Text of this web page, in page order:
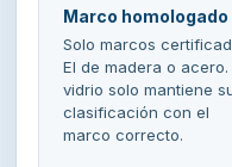
Marco homologado
Solo marcos
EI de madera o acero.
vidrio solo mantiene
clasificación con el
marco correcto.